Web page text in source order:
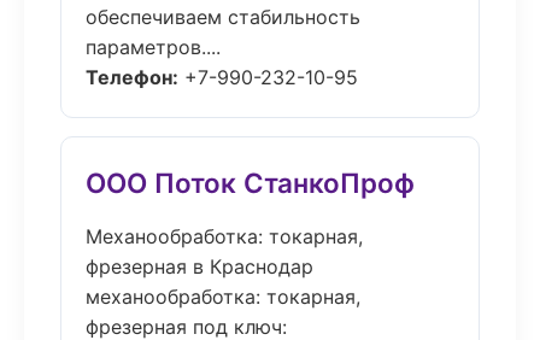
обеспечиваем стабильность
параметров....
Телефон: +7-990-232-10-95
ООО Поток СтанкоПроф
Механообработка: токарная,
фрезерная в Краснодар
механообработка: токарная,
фрезерная под ключ: